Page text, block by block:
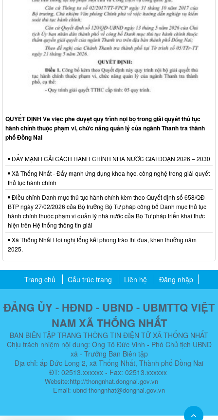
QUYẾT ĐỊNH Về việc phê duyệt quy trình nội bộ trong giải quyết thủ tục
hành chính thuộc phạm vi, chức năng quản lý của ngành Thanh tra thành
phố Đồng Nai
ĐẨY MẠNH CẢI CÁCH HÀNH CHÍNH NHÀ NƯỚC GIAI ĐOẠN 2026 – 2030
Xã Thống Nhất - Đẩy mạnh ứng dụng khoa học, công nghệ trong giải quyết
thủ tục hành chính
Điều chỉnh Danh mục thủ tục hành chính kèm theo Quyết định số 658/QĐ-
BTP ngày 27/02/2026 của Bộ trưởng Bộ Tư pháp công bố Danh mục thủ tục
hành chính thuộc phạm vi quản lý nhà nước của Bộ Tư pháp triển khai thực
hiện trên Hệ thống thông tin giải
Xã Thống Nhất Hội nghị tổng kết phong trào thi đua, khen thưởng năm
2025.
Trang chủ Cấu trúc trang Liên hệ Đăng nhập
ĐẢNG ỦY - HĐND - UBND - UBMTTQ VIỆT
NAM XÃ THỐNG NHẤT
BAN BIÊN TẬP TRANG THÔNG TIN ĐIỆN TỬ XÃ THỐNG NHẤT
Chịu trách nhiệm nội dung: Ông Tô Đức Vinh - Phó Chủ tịch UBND
xã - Trưởng Ban Biên tập
Địa chỉ: ấp Đức Long 2, xã Thống Nhất, Thành phố Đồng Nai
ĐT: 02513.xxxxxx - Fax: 02513.xxxxxx
Website:http://thongnhat.dongnai.gov.vn
Email: ubnd-thongnhat@dongnai.gov.vn​